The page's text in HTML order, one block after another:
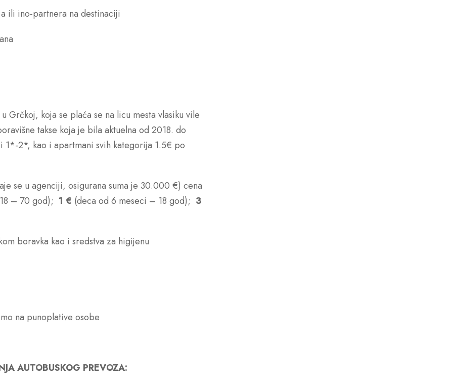
ili ino-partnera na destinaciji
Grčkoj, koja se plaća se na licu mesta vlasiku vile
takse koja je bila aktuelna od 2018. do
2*, kao i apartmani svih kategorija 1.5€ po
se u agenciji, osigurana suma je 30.000 €) cena
– 70 god); 1 € (deca od 6 meseci – 18 god); 3
boravka kao i sredstva za higijenu
na punoplative osobe
AUTOBUSKOG PREVOZA: